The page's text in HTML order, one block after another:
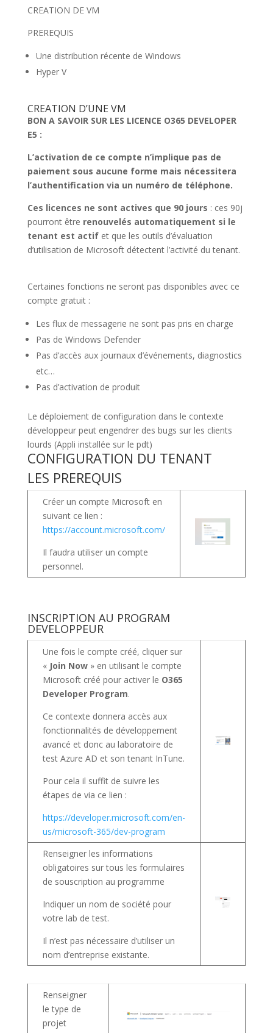
CREATION DE VM
PREREQUIS
Une distribution récente de Windows
Hyper V
CREATION D’UNE VM
BON A SAVOIR SUR LES LICENCE O365 DEVELOPER
E5 :
L’activation de ce compte n’implique pas de
paiement sous aucune forme mais nécessitera
l’authentification via un numéro de téléphone.
Ces licences ne sont actives que 90 jours : ces 90j
pourront être renouvelés automatiquement si le
tenant est actifet que les outils d’évaluation
d’utilisation de Microsoft détectent l’activité du tenant.
Certaines fonctions ne seront pas disponibles avec ce
compte gratuit :
Les flux de messagerie ne sont pas pris en charge
Pas de Windows Defender
Pas d’accès aux journaux d’événements, diagnostics
etc…
Pas d’activation de produit
Le déploiement de configuration dans le contexte
développeur peut engendrer des bugs sur les clients
lourds (Appli installée sur le pdt)
CONFIGURATION DU TENANT
LES PREREQUIS
Créer un compte Microsoft en
suivant ce lien :
https://account.microsoft.com/
Il faudra utiliser un compte
personnel.
INSCRIPTION AU PROGRAM
DEVELOPPEUR
Une fois le compte créé, cliquer sur
« Join Now» en utilisant le compte
Microsoft créé pour activer le O365
Developer Program.
Ce contexte donnera accès aux
fonctionnalités de développement
avancé et donc au laboratoire de
test Azure AD et son tenant InTune.
Pour cela il suffit de suivre les
étapes de via ce lien :
https://developer.microsoft.com/en-
us/microsoft-365/dev-program
Renseigner les informations
obligatoires sur tous les formulaires
de souscription au programme
Indiquer un nom de société pour
votre lab de test.
Il n’est pas nécessaire d’utiliser un
nom d’entreprise existante.
Renseigner
le type de
projet